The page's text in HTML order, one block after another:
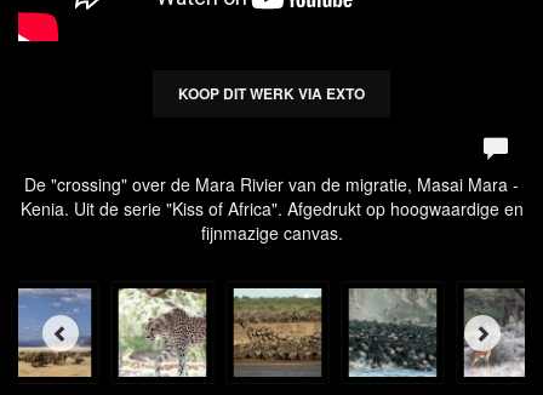
KOOP DIT WERK VIA EXTO
De "crossing" over de Mara Rivier van de migratie, Masai Mara -
Kenia. Uit de serie "Kiss of Africa". Afgedrukt op hoogwaardige en
fijnmazige canvas.